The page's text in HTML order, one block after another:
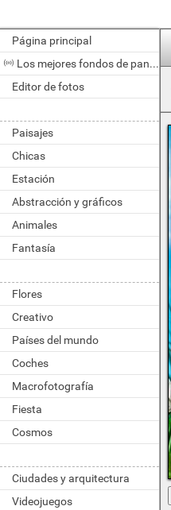
Página principal
Los mejores fondos de pantalla del día
Editor de fotos
Paisajes
Chicas
Estación
Abstracción y gráficos
Animales
Fantasía
Flores
Creativo
Países del mundo
Coches
Macrofotografía
Fiesta
Cosmos
Ciudades y arquitectura
Videojuegos